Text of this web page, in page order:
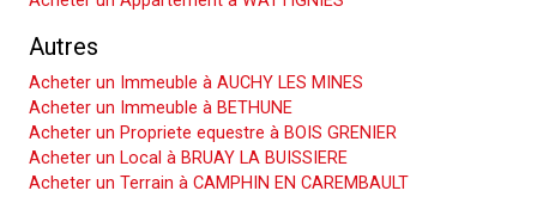
Autres
Acheter un Immeuble à AUCHY LES MINES
Acheter un Immeuble à BETHUNE
Acheter un Propriete equestre à BOIS GRENIER
Acheter un Local à BRUAY LA BUISSIERE
Acheter un Terrain à CAMPHIN EN CAREMBAULT